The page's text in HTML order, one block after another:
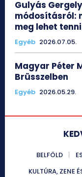
Gulyás
módosításról:
meg lehet
Egyéb 2026.07.05.
Magyar Péter
Brüsszelben
Egyéb 2026.05.29.
BELFÖLD
KULTÚRA, ZENE